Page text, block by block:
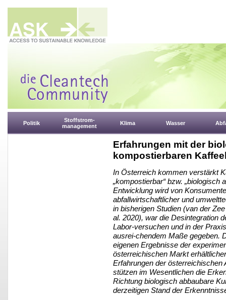
Politik
Stoffstrom-
management
Klima Wasser
Erfahrungen mit der
kompostierbaren
In Österreich kommen verstärkt
„kompostierbar“ bzw. „biologisch
Entwicklung wird von
abfallwirtschaftlicher und
in bisherigen Studien (van der
al. 2020), war die Desintegration
Labor-versuchen und in der
ausrei-chendem Maße gegeben.
eigenen Ergebnisse der
österreichischen Markt
Erfahrungen der
stützen im Wesentlichen die
Richtung biologisch abbaubare
derzeitigen Stand der